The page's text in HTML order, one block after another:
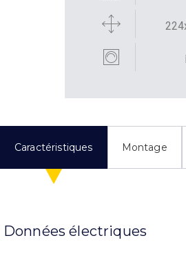
Caractéristiques Montage
Données électriques